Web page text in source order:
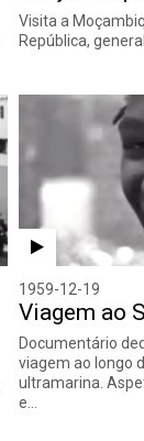
Visita a
República,
1959-12-19
Viagem ao
Documentário
viagem ao longo
ultramarina.
e…